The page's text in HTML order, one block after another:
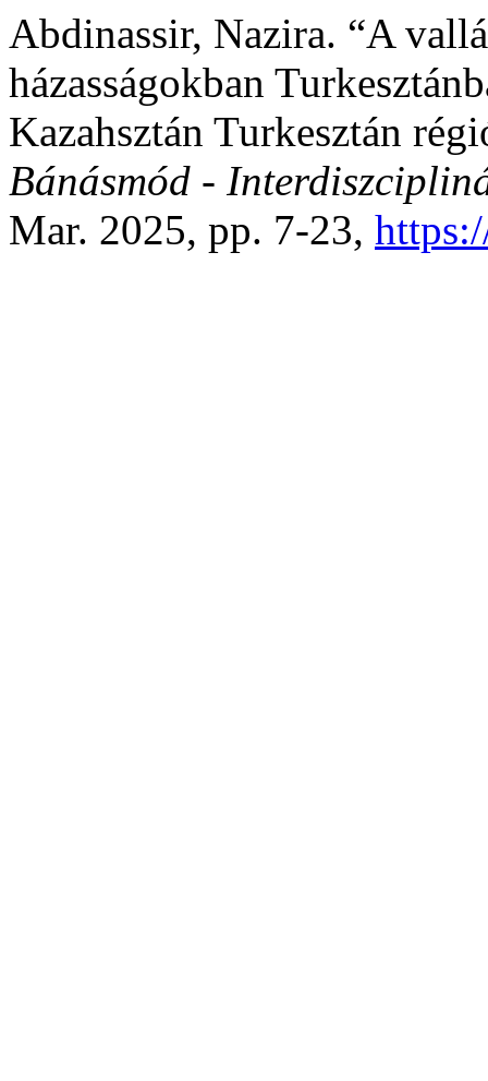
Abdinassir, Nazira. “A
házasságokban
Kazahsztán Turkesztán
Bánásmód -
Mar. 2025, pp. 7-23,